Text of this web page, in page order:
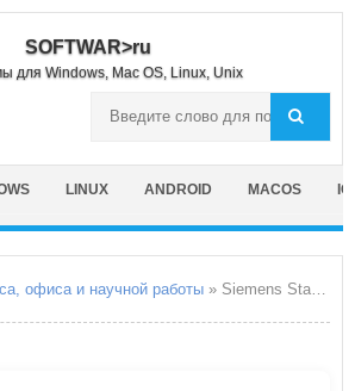
SOFTWAR>ru
для Windows, Mac OS, Linux, Unix
LINUX ANDROID MACOS
офиса и научной работы » Siemens Star CCM+ (double precision) Win64